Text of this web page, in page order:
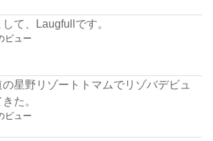
て、Laugfullです。
ビュー
星野リゾートトマムでリゾバデビュ
た。
ビュー